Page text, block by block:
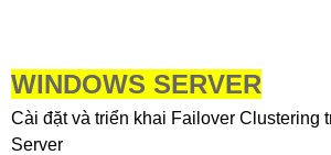
WINDOWS SERVER
Cài đặt và triển khai Failover Clustering
Server